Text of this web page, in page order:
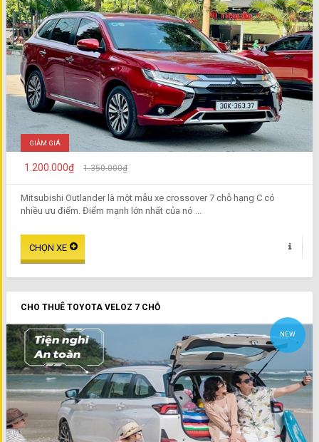
GIẢM GIÁ
1.200.000₫ 1.350.000₫
Mitsubishi Outlander là một mẫu xe crossover 7 chỗ hạng C có
nhiều ưu điểm. Điểm mạnh lớn nhất của nó ...
CHO THUÊ TOYOTA VELOZ 7 CHỖ
NEW